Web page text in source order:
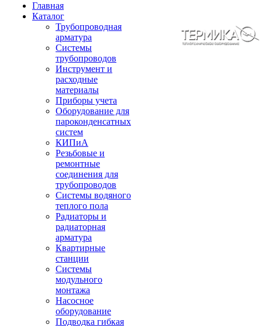
Главная
Каталог
Трубопроводная
арматура
Системы
трубопроводов
Инструмент и
расходные
материалы
Приборы учета
Оборудование для
пароконденсатных
систем
КИПиА
Резьбовые и
ремонтные
соединения для
трубопроводов
Системы водяного
теплого пола
Радиаторы и
радиаторная
арматура
Квартирные
станции
Системы
модульного
монтажа
Насосное
оборудование
Подводка гибкая